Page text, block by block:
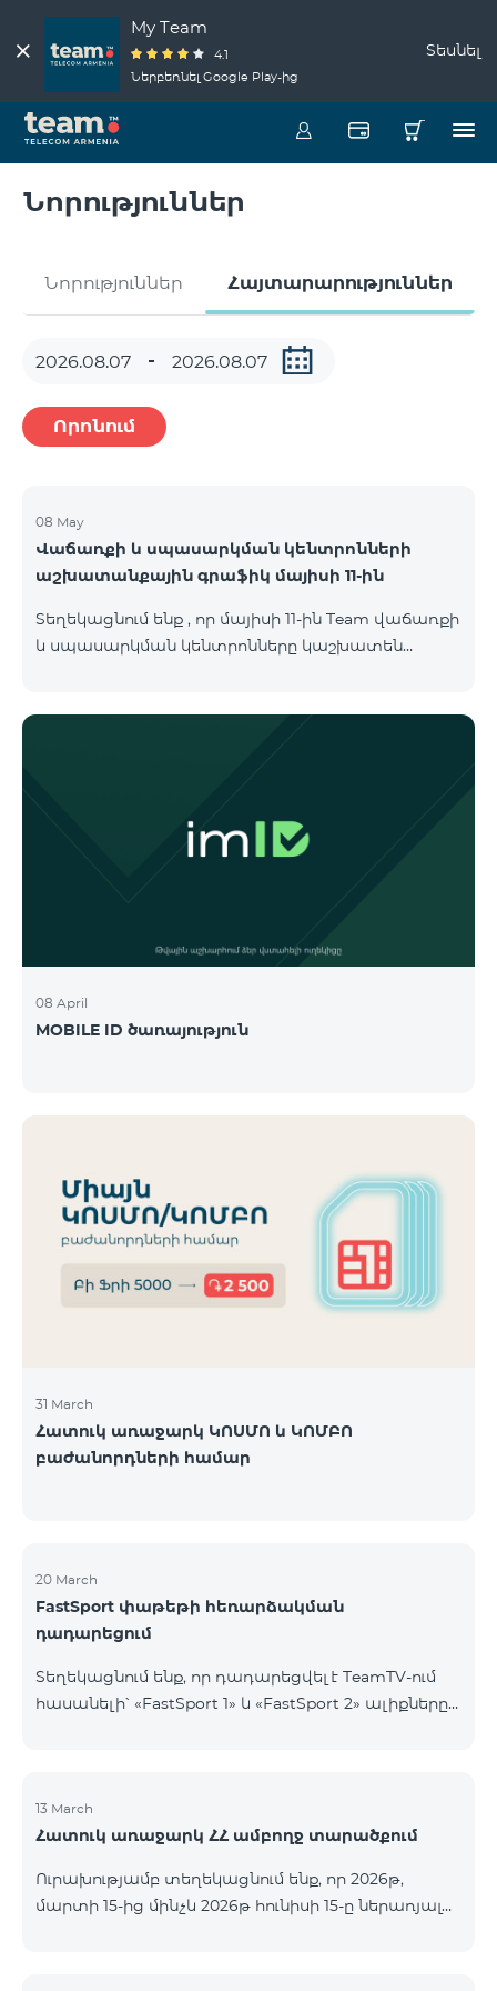
My Team
4.1
Ներբեռնել Google Play-ից
Տեսնել
Նորություններ
Նորություններ Հայտարարություններ
Որոնում
08 May
Վաճառքի և սպասարկման կենտրոնների
աշխատանքային գրաֆիկ մայիսի 11-ին
Տեղեկացնում ենք , որ մայիսի 11-ին Team վաճառքի
և սպասարկման կենտրոնները կաշխատեն
ՀԱԹ 09:00-20:00 09:00-17:00 Երևան Ազատություն
09:00-19:00 09:00-17:00 Երևան Կոմիտաս 1 09:00-
08 April
MOBILE ID ծառայություն
31 March
Հատուկ առաջարկ ԿՈՍՄՈ և ԿՈՄԲՈ
բաժանորդների համար
20 March
FastSport փաթեթի հեռարձակման
դադարեցում
Տեղեկացնում ենք, որ դադարեցվել է TeamTV-ում
հասանելի՝ «FastSport 1» և «FastSport 2» ալիքները
Հարցերի կամ լրացուցիչ տեղեկությունների
համար խնդրում ենք դիմել «Ֆասթ Մեդիա»
13 March
Հատուկ առաջարկ ՀՀ ամբողջ տարածքում
Ուրախությամբ տեղեկացնում ենք, որ 2026թ,
մարտի 15-ից մինչև 2026թ հունիսի 15-ը ներառյալ